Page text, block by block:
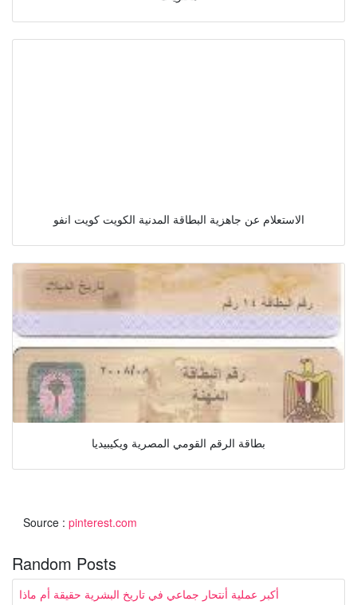
الاستعلام عن جاهزية البطاقة المدنية الكويت كويت انفو
بطاقة الرقم القومي المصرية ويكيبيديا
Source : pinterest.com
Random Posts
أكبر عملية أنتحار جماعي في تاريخ البشرية حقيقة أم ماذا